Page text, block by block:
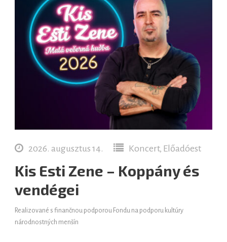
2026. augusztus 14. Koncert, Előadóest
Kis Esti Zene – Koppány és
vendégei
Realizované s finančnou podporou Fondu na podporu kultúry
národnostných menšín